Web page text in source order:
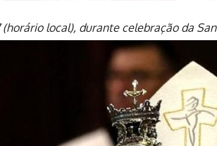
(horário local), durante celebração da